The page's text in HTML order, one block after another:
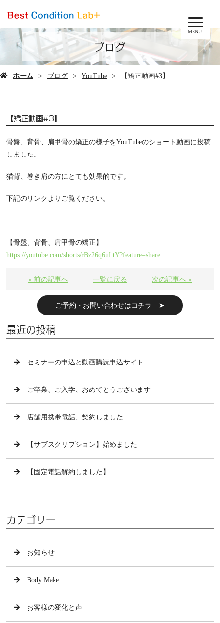
MENU
ブログ
ホーム ブログ YouTube 【矯正動画#3】
【矯正動画#3】
骨盤、背骨、肩甲骨の矯正の様子をYouTubeのショート動画に投稿
しました。
猫背、巻き肩の方にとても効果的です。
下記のリンクよりご覧ください。
【骨盤、背骨、肩甲骨の矯正】
https://youtube.com/shorts/rBz26q6uLtY?feature=share
« 前の記事へ 一覧に戻る 次の記事へ »
ご予約・お問い合わせはコチラ ➤
最近の投稿
セミナーの申込と動画購読申込サイト
ご卒業、ご入学、おめでとうございます
店舗用携帯電話、契約しました
【サブスクリプション】始めました
【固定電話解約しました】
カテゴリー
お知らせ
Body Make
お客様の変化と声